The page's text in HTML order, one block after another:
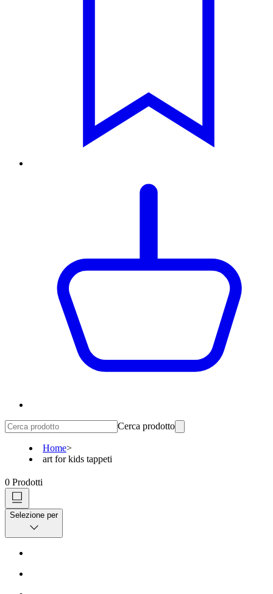
Cerca prodotto
Home>
art for kids tappeti
0 Prodotti
Selezione per